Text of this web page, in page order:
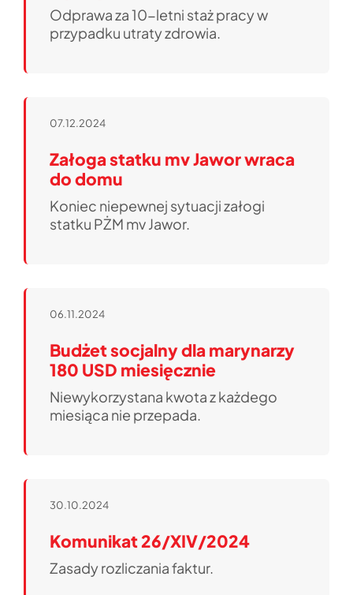
Odprawa za 10-letni staż pracy w
przypadku utraty zdrowia.
07.12.2024
Załoga statku mv Jawor wraca
do domu
Koniec niepewnej sytuacji załogi
statku PŻM mv Jawor.
06.11.2024
Budżet socjalny dla marynarzy
180 USD miesięcznie
Niewykorzystana kwota z każdego
miesiąca nie przepada.
30.10.2024
Komunikat 26/XIV/2024
Zasady rozliczania faktur.